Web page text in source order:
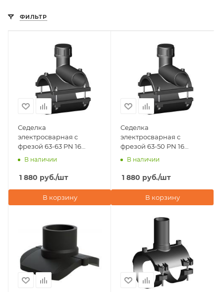
ФИЛЬТР
Седелка
электросварная с
фрезой 63-63 PN 16
TAPPING TEE WITHOUT
(Турция)
В наличии
1 880 руб./шт
В корзину
Седелка
электросварная с
фрезой 63-50 PN 16
TAPPING TEE WITHOUT
(Турция)
В наличии
1 880 руб./шт
В корзину